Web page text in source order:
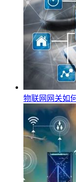
物联网网关如